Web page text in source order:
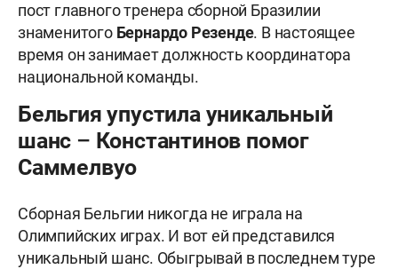
пост главного тренера сборной Бразилии
знаменитого Бернардо Резенде. В настоящее
время он занимает должность координатора
национальной команды.
Бельгия упустила уникальный
шанс – Константинов помог
Саммелвуо
Сборная Бельгии никогда не играла на
Олимпийских играх. И вот ей представился
уникальный шанс. Обыгрывай в последнем туре